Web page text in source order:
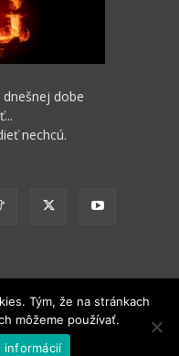
dobe
nechcú.
odkazom na pôvodný
šíriť.
Tým, že na stránkach
môžeme používať.
informácií